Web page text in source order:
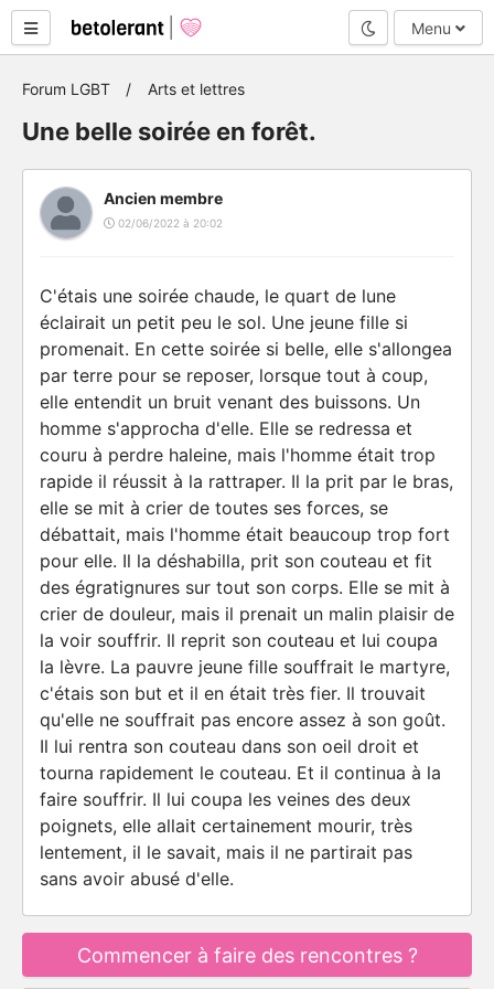
Mode nuit
Menu
Forum LGBT Arts et lettres
Une belle soirée en forêt.
Ancien membre
02/06/2022 à 20:02
C'étais une soirée chaude, le quart de lune
éclairait un petit peu le sol. Une jeune fille si
promenait. En cette soirée si belle, elle s'allongea
par terre pour se reposer, lorsque tout à coup,
elle entendit un bruit venant des buissons. Un
homme s'approcha d'elle. Elle se redressa et
couru à perdre haleine, mais l'homme était trop
rapide il réussit à la rattraper. Il la prit par le bras,
elle se mit à crier de toutes ses forces, se
débattait, mais l'homme était beaucoup trop fort
pour elle. Il la déshabilla, prit son couteau et fit
des égratignures sur tout son corps. Elle se mit à
crier de douleur, mais il prenait un malin plaisir de
la voir souffrir. Il reprit son couteau et lui coupa
la lèvre. La pauvre jeune fille souffrait le martyre,
c'étais son but et il en était très fier. Il trouvait
qu'elle ne souffrait pas encore assez à son goût.
Il lui rentra son couteau dans son oeil droit et
tourna rapidement le couteau. Et il continua à la
faire souffrir. Il lui coupa les veines des deux
poignets, elle allait certainement mourir, très
lentement, il le savait, mais il ne partirait pas
sans avoir abusé d'elle.
Commencer à faire des rencontres ?